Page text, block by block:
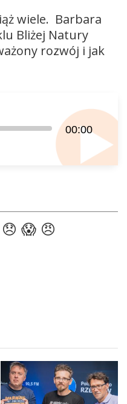
wiele. Barbara
Bliżej Natury
rozwój i jak
00:00